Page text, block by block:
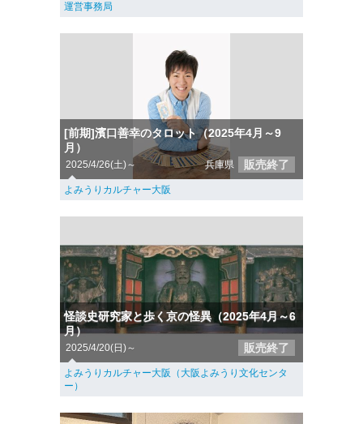
運営事務局
[前期]濱口善幸のタロット（2025年4月～9
月）
2025/4/26(土)～ 兵庫県 販売終了
よみうりカルチャー大阪
怪談史研究家と歩く京の怪異（2025年4月～6
月）
2025/4/20(日)～ 販売終了
よみうりカルチャー大阪（大阪よみうり文化センタ
ー）